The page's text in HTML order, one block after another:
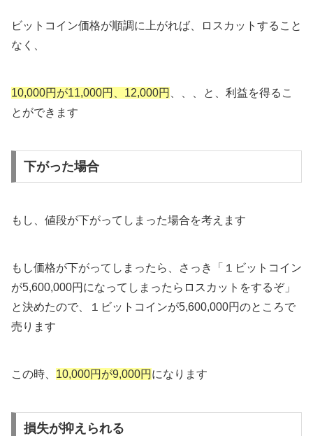
ビットコイン価格が順調に上がれば、ロスカットすること
なく、
10,000円が11,000円、12,000円
、、、と、利益を得るこ
とができます
下がった場合
もし、値段が下がってしまった場合を考えます
もし価格が下がってしまったら、さっき「１ビットコイン
が5,600,000円になってしまったらロスカットをするぞ」
と決めたので、１ビットコインが5,600,000円のところで
売ります
この時、 10,000円が9,000円 になります
損失が抑えられる